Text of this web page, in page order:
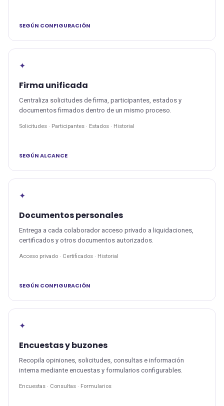
SEGÚN CONFIGURACIÓN
✦
Firma unificada
Centraliza solicitudes de firma, participantes, estados y
documentos firmados dentro de un mismo proceso.
Solicitudes · Participantes · Estados · Historial
SEGÚN ALCANCE
✦
Documentos personales
Entrega a cada colaborador acceso privado a liquidaciones,
certificados y otros documentos autorizados.
Acceso privado · Certificados · Historial
SEGÚN CONFIGURACIÓN
✦
Encuestas y buzones
Recopila opiniones, solicitudes, consultas e información
interna mediante encuestas y formularios configurables.
Encuestas · Consultas · Formularios